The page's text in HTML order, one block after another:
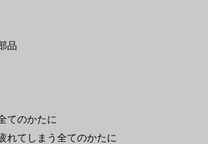
品
てのかたに
れてしまう全てのかたに